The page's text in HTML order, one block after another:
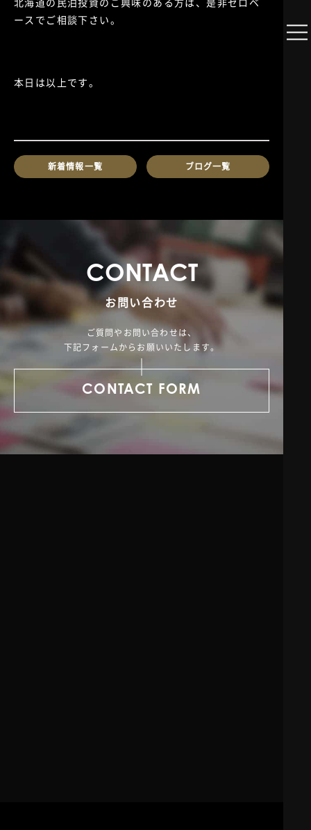
ースでご相談下さい。
本日は以上です。
新着情報一覧 ブログ一覧
CONTACT
お問い合わせ
ご質問やお問い合わせは、
下記フォームからお願いいたします。
CONTACT FORM